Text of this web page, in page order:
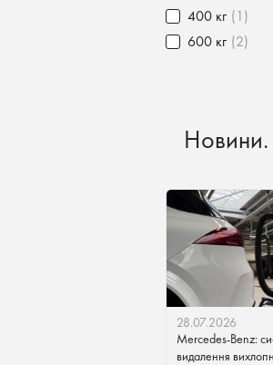
400 кг (1)
600 кг (2)
Новини.
28.07.2026
Mercedes-Benz:
видалення